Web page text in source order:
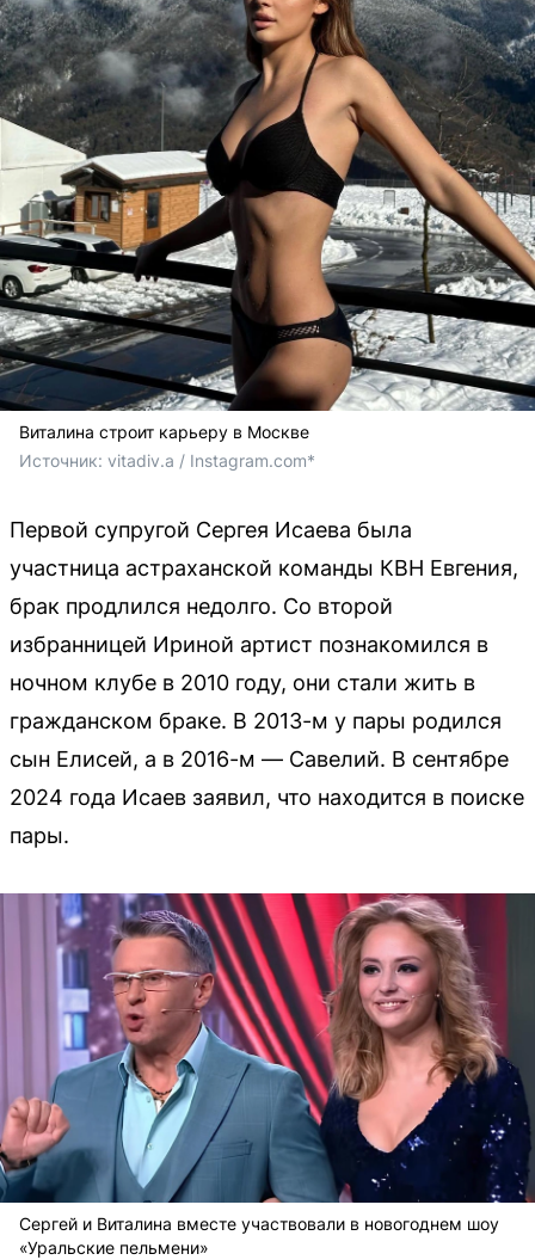
Виталина строит карьеру в Москве
Источник: vitadiv.a / Instagram.com*
Первой супругой Сергея Исаева была
участница астраханской команды КВН Евгения,
брак продлился недолго. Со второй
избранницей Ириной артист познакомился в
ночном клубе в 2010 году, они стали жить в
гражданском браке. В 2013-м у пары родился
сын Елисей, а в 2016-м — Савелий. В сентябре
2024 года Исаев заявил, что находится в поиске
пары.
Сергей и Виталина вместе участвовали в новогоднем шоу
«Уральские пельмени»